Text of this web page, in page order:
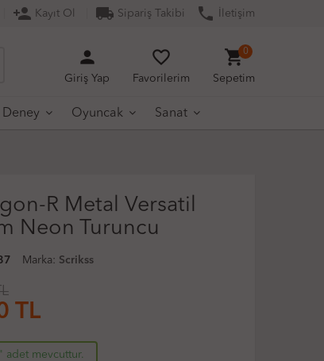
person_add Kayıt Ol local_shipping Sipariş Takibi phone İletişim
person
Giriş Yap
favorite_border
Favorilerim
shopping_cart
Sepetim
0
Deney Oyuncak Sanat
R Metal Versatil
Neon Turuncu
Marka: Scrikss
TL
adet mevcuttur.